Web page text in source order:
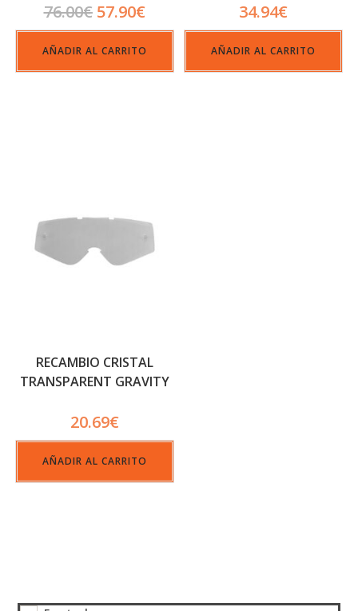
PACK GRIS
76.00€ 57.90€
AÑADIR AL CARRITO
34.94€
AÑADIR AL CARRITO
RECAMBIO CRISTAL
TRANSPARENT GRAVITY
20.69€
AÑADIR AL CARRITO